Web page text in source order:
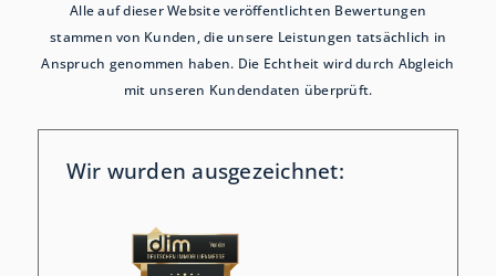
Alle auf dieser Website veröffentlichten Bewertungen
stammen von Kunden, die unsere Leistungen tatsächlich in
Anspruch genommen haben. Die Echtheit wird durch Abgleich
mit unseren Kundendaten überprüft.
Wir wurden ausgezeichnet: